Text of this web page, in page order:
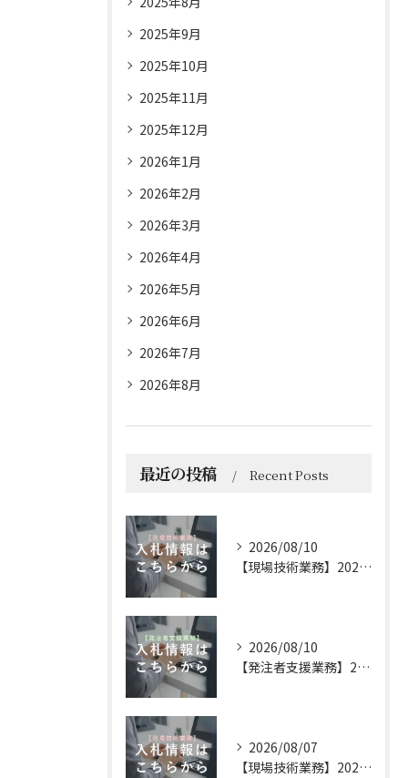
2025年9月
2025年10月
2025年11月
2025年12月
2026年1月
2026年2月
2026年3月
2026年4月
2026年5月
2026年6月
2026年7月
2026年8月
最近の投稿 Recent Posts
2026/08/10
【現場技術業務】2026年 8月10日 更新
2026/08/10
【発注者支援業務】2026年 8月10日 更新
2026/08/07
【現場技術業務】2026年 8月7日 更新